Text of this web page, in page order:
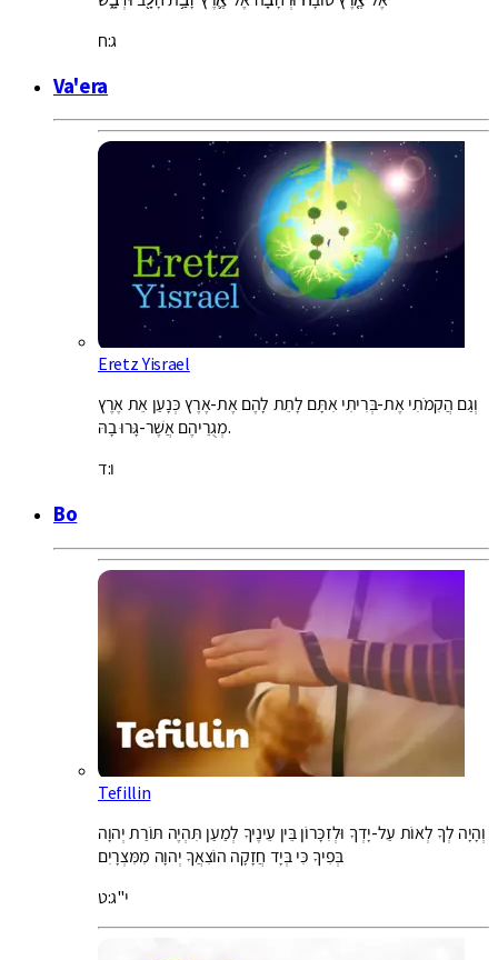
ג:ח
Va'era
Eretz Yisrael
וְגַם הֲקִמֹתִי אֶת-בְּרִיתִי אִתָּם לָתֵת לָהֶם אֶת-אֶרֶץ כְּנָעַן אֵת אֶרֶץ
מְגֻרֵיהֶם אֲשֶׁר-גָּרוּ בָהּ.
ו:ד
Bo
Tefillin
וְהָיָה לְךָ לְאוֹת עַל-יָדְךָ וּלְזִכָּרוֹן בֵּין עֵינֶיךָ לְמַעַן תִּהְיֶה תּוֹרַת יְהוָה
בְּפִיךָ כִּי בְּיָד חֲזָקָה הוֹצִאֲךָ יְהוָה מִמִּצְרָיִם
י"ג:ט